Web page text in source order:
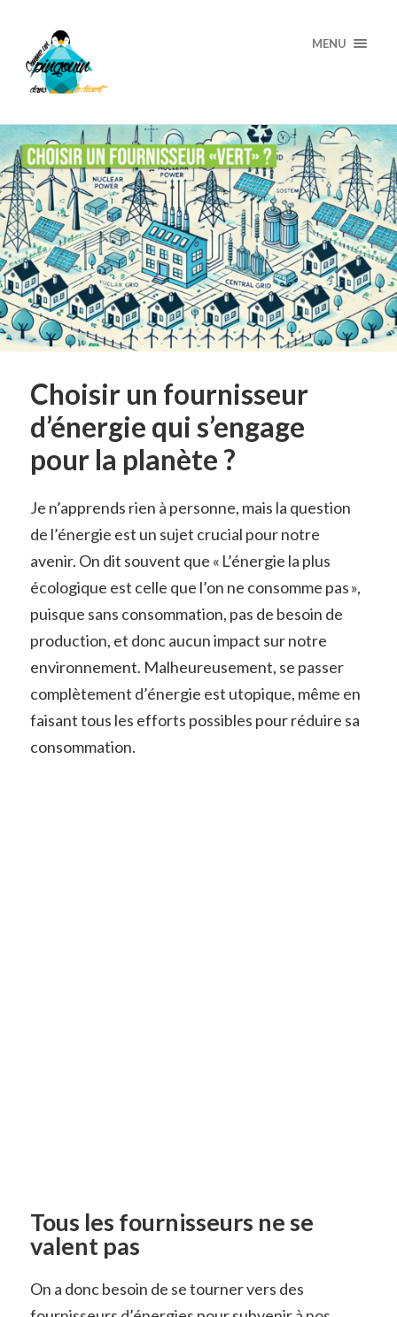
MENU
Choisir un fournisseur
d’énergie qui s’engage
pour la planète ?
Je n’apprends rien à personne, mais la question
de l’énergie est un sujet crucial pour notre
avenir. On dit souvent que « L’énergie la plus
écologique est celle que l’on ne consomme pas »,
puisque sans consommation, pas de besoin de
production, et donc aucun impact sur notre
environnement. Malheureusement, se passer
complètement d’énergie est utopique, même en
faisant tous les efforts possibles pour réduire sa
consommation.
Tous les fournisseurs ne se
valent pas
On a donc besoin de se tourner vers des